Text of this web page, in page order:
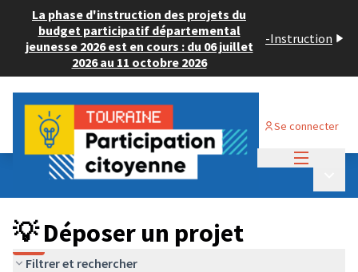
La phase d'instruction des projets du
budget participatif départemental
jeunesse 2026 est en cours : du 06 juillet
2026 au 11 octobre 2026
-Instruction
Se connecter
Budget Participatif ADULTE 2024
💡 Déposer un projet
💡 Déposer un projet
Filtrer et rechercher